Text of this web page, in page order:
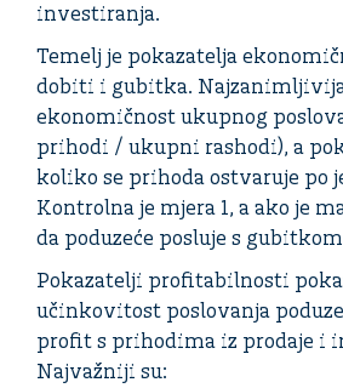
investiranja.
Temelj je pokazatelja
dobiti i gubitka.
ekonomičnost ukupnog
prihodi / ukupni rashodi), a
koliko se prihoda ostvaruje po
Kontrolna je mjera 1, a ako je
da poduzeće posluje s
Pokazatelji profitabilnosti
učinkovitost poslovanja
profit s prihodima iz prodaje i
Najvažniji su: